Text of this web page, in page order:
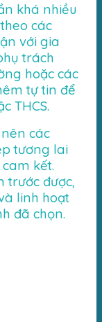
khá nhiều
các
với gia
trách
hoặc các
tự tin để
THCS.
các
tương lai
kết.
trước được,
linh hoạt
đã chọn.